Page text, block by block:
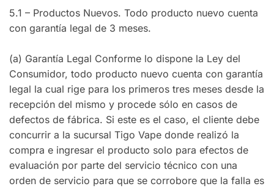
5.1 – Productos Nuevos. Todo producto nuevo cuenta
con garantía legal de 3 meses.
(a) Garantía Legal Conforme lo dispone la Ley del
Consumidor, todo producto nuevo cuenta con garantía
legal la cual rige para los primeros tres meses desde la
recepción del mismo y procede sólo en casos de
defectos de fábrica. Si este es el caso, el cliente debe
concurrir a la sucursal Tigo Vape donde realizó la
compra e ingresar el producto solo para efectos de
evaluación por parte del servicio técnico con una
orden de servicio para que se corrobore que la falla es